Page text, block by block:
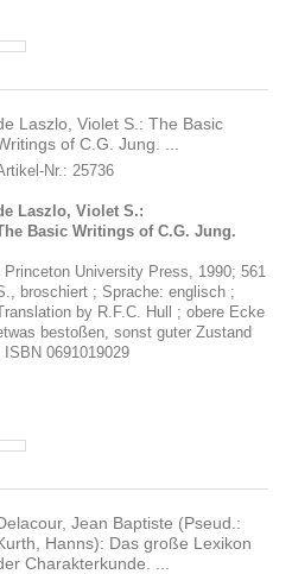
Laszlo, Violet S.: The Basic
of C.G. Jung. ...
Nr.: 25736
Laszlo, Violet S.:
Basic Writings of C.G. Jung.
Princeton University Press, 1990; 561
broschiert ; Sprache: englisch ;
by R.F.C. Hull ; obere Ecke
bestoßen, sonst guter Zustand
ISBN 0691019029
Jean Baptiste (Pseud.:
Hanns): Das große Lexikon
Charakterkunde. ...